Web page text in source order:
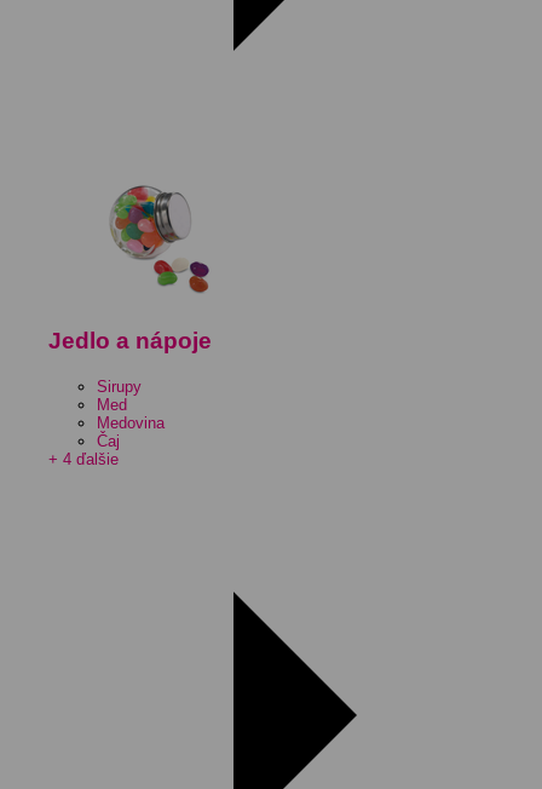
Jedlo a nápoje
Sirupy
Med
Medovina
Čaj
+ 4 ďalšie